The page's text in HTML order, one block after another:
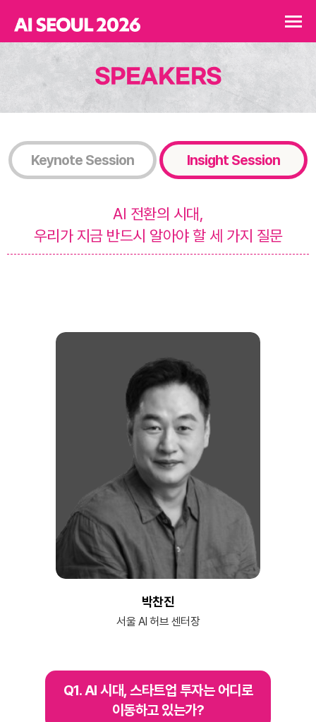
SPEAKERS
Keynote Session Insight Session
AI 전환의 시대,
우리가 지금 반드시 알아야 할 세 가지 질문
박찬진
서울 AI 허브 센터장
Q1. AI 시대, 스타트업 투자는 어디로
이동하고 있는가?